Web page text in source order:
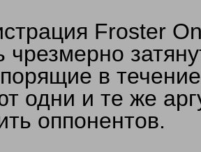
Froster
чрезмерно
в
одни и те же
оппонентов.